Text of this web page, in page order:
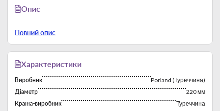
Опис
Повний опис
Характеристики
Виробник
Porland (Туреччина)
Діаметр
220 мм
Країна-виробник
Туреччина